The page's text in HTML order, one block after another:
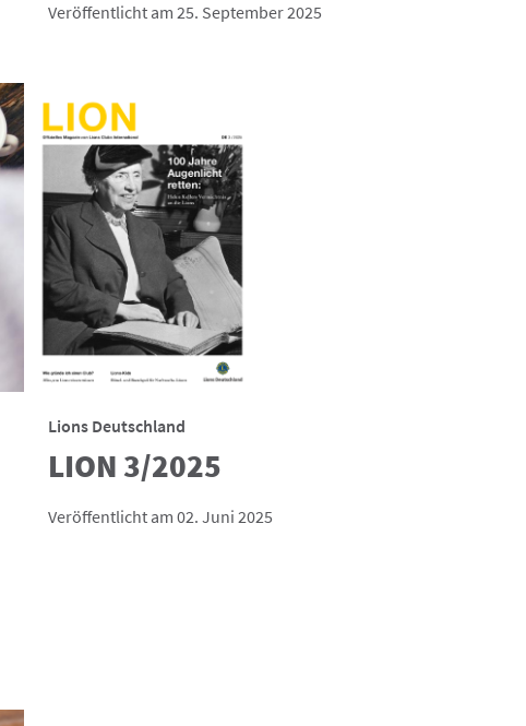
Veröffentlicht am 25. September 2025
Lions Deutschland
LION 3/2025
Veröffentlicht am 02. Juni 2025